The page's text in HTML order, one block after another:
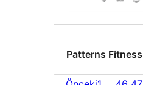
Patterns Fitness